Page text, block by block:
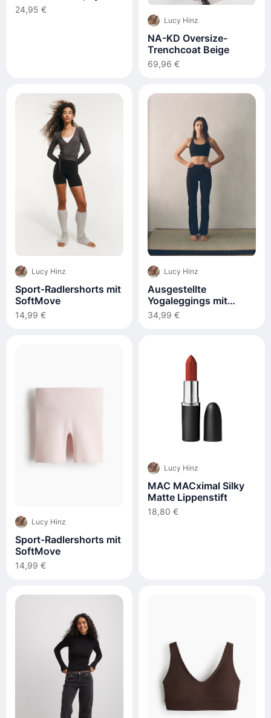
Blue, Gold Colour
24,95 €
Lucy Hinz
NA-KD Oversize-
Trenchcoat Beige
69,96 €
Lucy Hinz
Sport-Radlershorts mit
SoftMove
14,99 €
Lucy Hinz
Ausgestellte
Yogaleggings mit
SoftMove
34,99 €
Lucy Hinz
Sport-Radlershorts mit
SoftMove
14,99 €
Lucy Hinz
MAC MACximal Silky
Matte Lippenstift
18,80 €